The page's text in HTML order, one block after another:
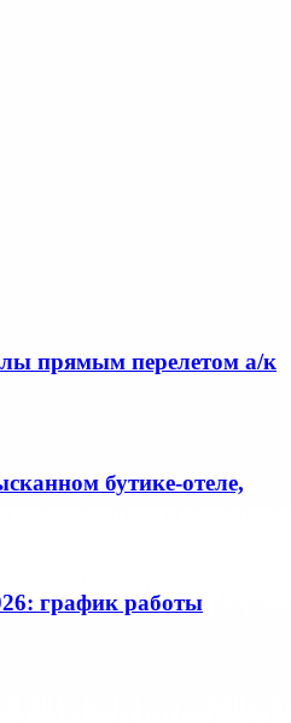
прямым перелетом а/к
бутике-отеле,
график работы